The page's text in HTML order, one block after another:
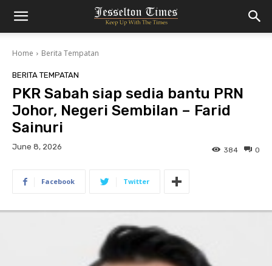
Home Berita Tempatan
BERITA TEMPATAN
PKR Sabah siap sedia bantu PRN
Johor, Negeri Sembilan – Farid
Sainuri
June 8, 2026 0
384
Facebook Twitter